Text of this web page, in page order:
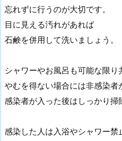
忘れずに行うのが大切です。
目に見える汚れがあれば
石鹸を併用して洗いましょう。
シャワーやお風呂も可能な限り
やむを得ない場合には非感染者
感染者が入った後はしっかり掃
感染した人は入浴やシャワー禁